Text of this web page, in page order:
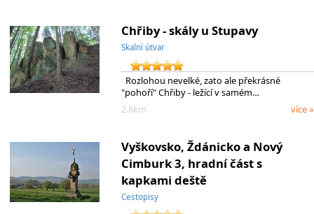
Chřiby - skály u Stupavy
Skalní útvar
Rozlohou nevelké, zato ale překrásné
"pohoří" Chřiby - ležící v samém…
2.8km
více »
Vyškovsko, Ždánicko a Nový
Cimburk 3, hradní část s
kapkami deště
Cestopisy